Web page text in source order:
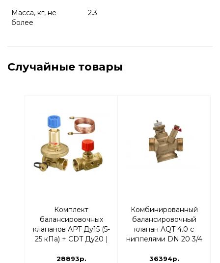
Масса, кг, не
более
2.3
Случайные товары
Комплект
балансировочных
клапанов APT Ду15 (5-
25 кПа) + CDT Ду20 |
28893р.
Комбинированный
балансировочный
клапан AQT 4.0 с
ниппелями DN 20 3/4
36394р.